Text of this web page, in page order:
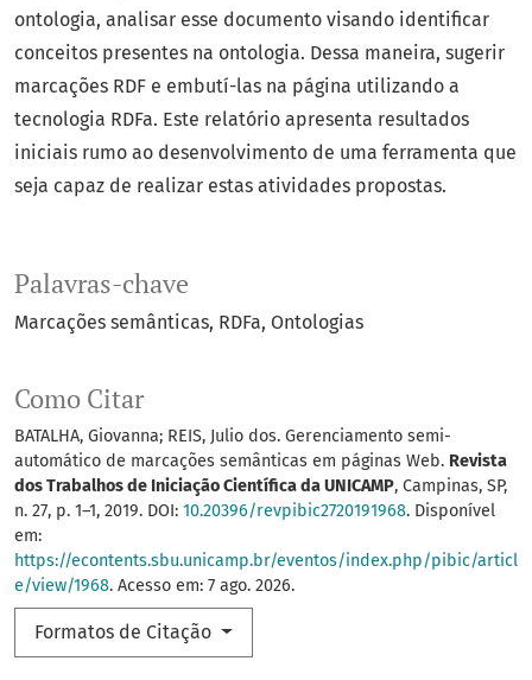
Palavras-chave
Marcações semânticas RDFa Ontologias
Como Citar
BATALHA, Giovanna; REIS, Julio dos. Gerenciamento semi-
automático de marcações semânticas em páginas Web. Revista
dos Trabalhos de Iniciação Científica da UNICAMP, Campinas, SP,
n. 27, p. 1–1, 2019. DOI: 10.20396/revpibic2720191968. Disponível
em:
https://econtents.sbu.unicamp.br/eventos/index.php/pibic/articl
e/view/1968. Acesso em: 7 ago. 2026.
Formatos de Citação
ontologia, analisar esse documento visando identificar
conceitos presentes na ontologia. Dessa maneira, sugerir
marcações RDF e embutí-las na página utilizando a
tecnologia RDFa. Este relatório apresenta resultados
iniciais rumo ao desenvolvimento de uma ferramenta que
seja capaz de realizar estas atividades propostas.